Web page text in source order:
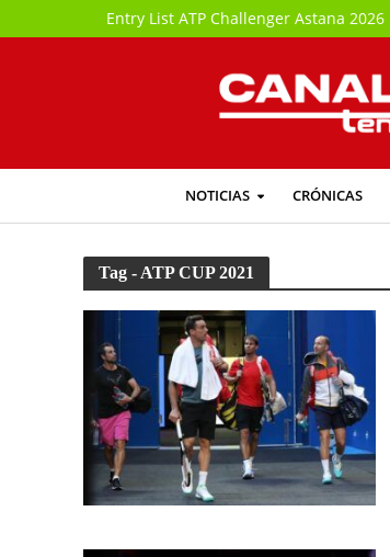
Entry List ATP Challenger Astana 2026
NOTICIAS CRÓNICAS
Tag - ATP CUP 2021